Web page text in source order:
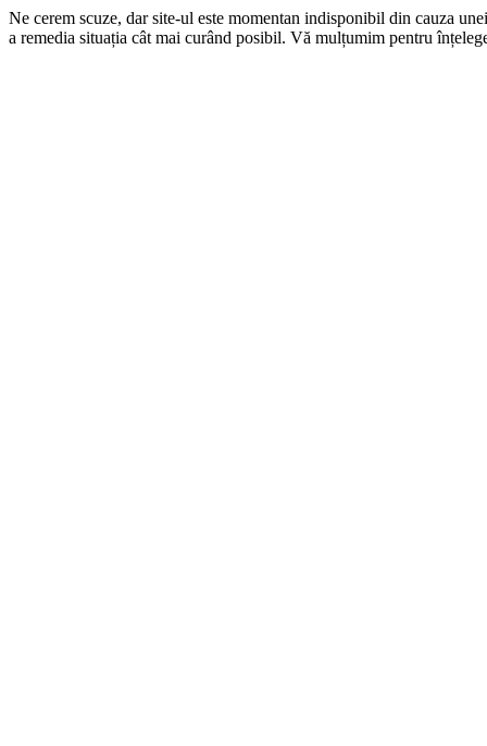
Ne cerem scuze, dar site-ul este momentan indisponibil din cauza
a remedia situația cât mai curând posibil. Vă mulțumim pentru